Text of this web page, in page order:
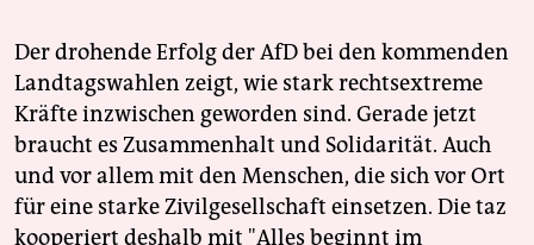
Der drohende Erfolg der AfD bei den kommenden
Landtagswahlen zeigt, wie stark rechtsextreme
Kräfte inzwischen geworden sind. Gerade jetzt
braucht es Zusammenhalt und Solidarität. Auch
und vor allem mit den Menschen, die sich vor Ort
für eine starke Zivilgesellschaft einsetzen. Die taz
kooperiert deshalb mit "Alles beginnt im